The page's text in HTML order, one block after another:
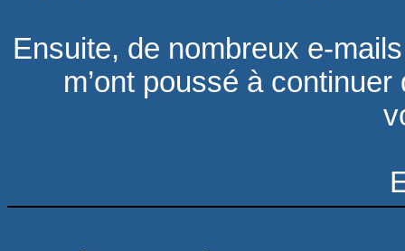
Ensuite, de nombreux e-
m’ont poussé à